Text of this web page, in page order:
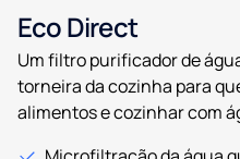
Eco Direct
Um filtro purificador de
torneira da cozinha para
alimentos e cozinhar com